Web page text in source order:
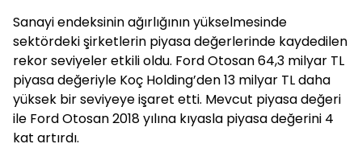
Sanayi endeksinin ağırlığının yükselmesinde
sektördeki şirketlerin piyasa değerlerinde kaydedilen
rekor seviyeler etkili oldu. Ford Otosan 64,3 milyar TL
piyasa değeriyle Koç Holding’den 13 milyar TL daha
yüksek bir seviyeye işaret etti. Mevcut piyasa değeri
ile Ford Otosan 2018 yılına kıyasla piyasa değerini 4
kat artırdı.